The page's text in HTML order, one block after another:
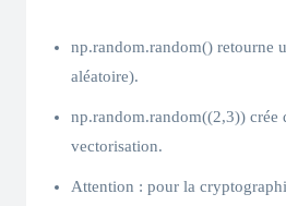
np.random.random() retourne
aléatoire).
np.random.random((2,3)) crée
vectorisation.
Attention : pour la